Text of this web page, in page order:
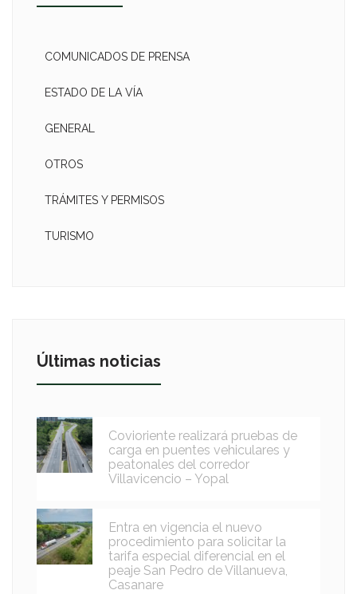
COMUNICADOS DE PRENSA
ESTADO DE LA VÍA
GENERAL
OTROS
TRÁMITES Y PERMISOS
TURISMO
Últimas noticias
Covioriente realizará pruebas de
carga en puentes vehiculares y
peatonales del corredor
Villavicencio – Yopal
Entra en vigencia el nuevo
procedimiento para solicitar la
tarifa especial diferencial en el
peaje San Pedro de Villanueva,
Casanare